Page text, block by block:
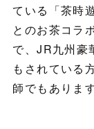
ている「茶時
とのお茶コラ
で、JR九州豪
もされている
師でもあります